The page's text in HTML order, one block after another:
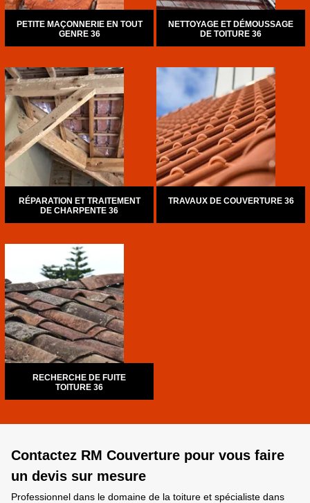
PETITE MAÇONNERIE EN TOUT
GENRE 36
NETTOYAGE ET DÉMOUSSAGE
DE TOITURE 36
RÉPARATION ET TRAITEMENT
DE CHARPENTE 36
TRAVAUX DE COUVERTURE 36
RECHERCHE DE FUITE
TOITURE 36
Contactez RM Couverture pour vous faire
un devis sur mesure
Professionnel dans le domaine de la toiture et spécialiste dans